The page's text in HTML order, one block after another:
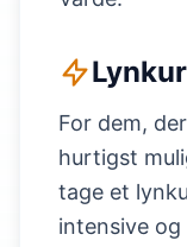
For dem,
hurtigst
tage et
intensive